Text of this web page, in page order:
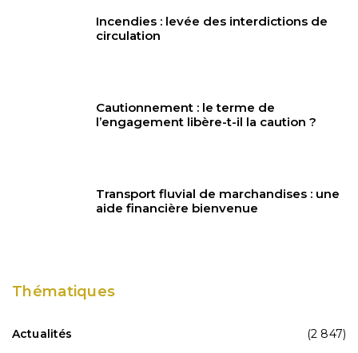
Incendies : levée des interdictions de
circulation
Cautionnement : le terme de
l’engagement libère-t-il la caution ?
Transport fluvial de marchandises : une
aide financière bienvenue
Thématiques
Actualités
(2 847)